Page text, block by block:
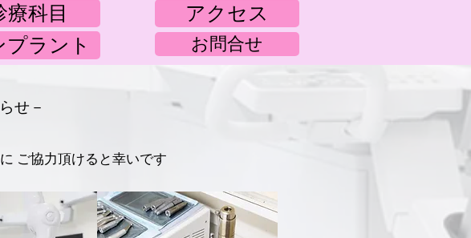
療科目
プラント
アクセス
お問合せ
せ－
ご協力頂けると幸いです